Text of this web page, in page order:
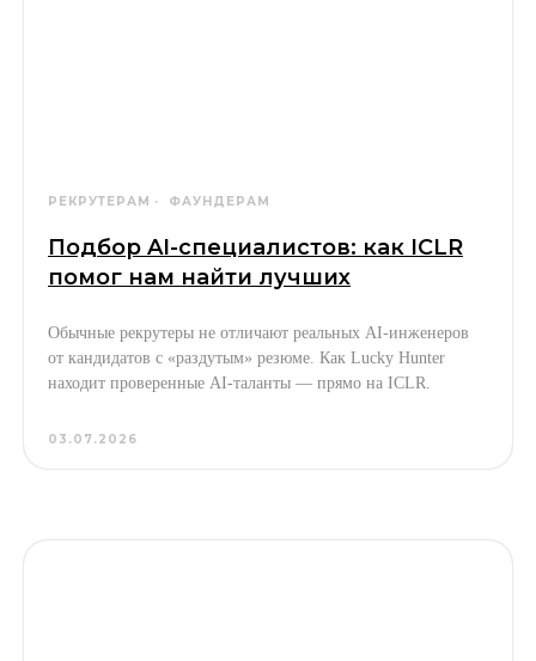
РЕКРУТЕРАМ ФАУНДЕРАМ
Подбор AI-специалистов: как ICLR
помог нам найти лучших
Обычные рекрутеры не отличают реальных AI-инженеров
от кандидатов с «раздутым» резюме. Как Lucky Hunter
находит проверенные AI-таланты — прямо на ICLR.
03.07.2026